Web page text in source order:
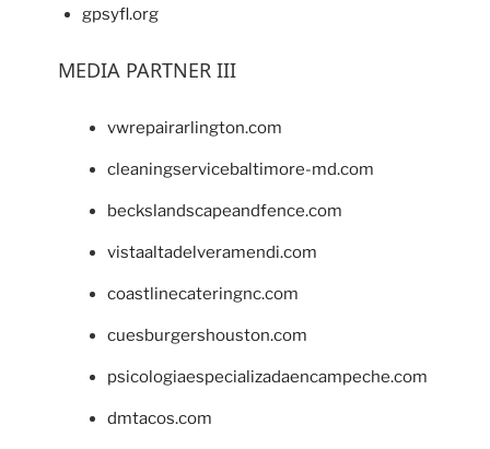
gpsyfl.org
MEDIA PARTNER III
vwrepairarlington.com
cleaningservicebaltimore-md.com
beckslandscapeandfence.com
vistaaltadelveramendi.com
coastlinecateringnc.com
cuesburgershouston.com
psicologiaespecializadaencampeche.com
dmtacos.com